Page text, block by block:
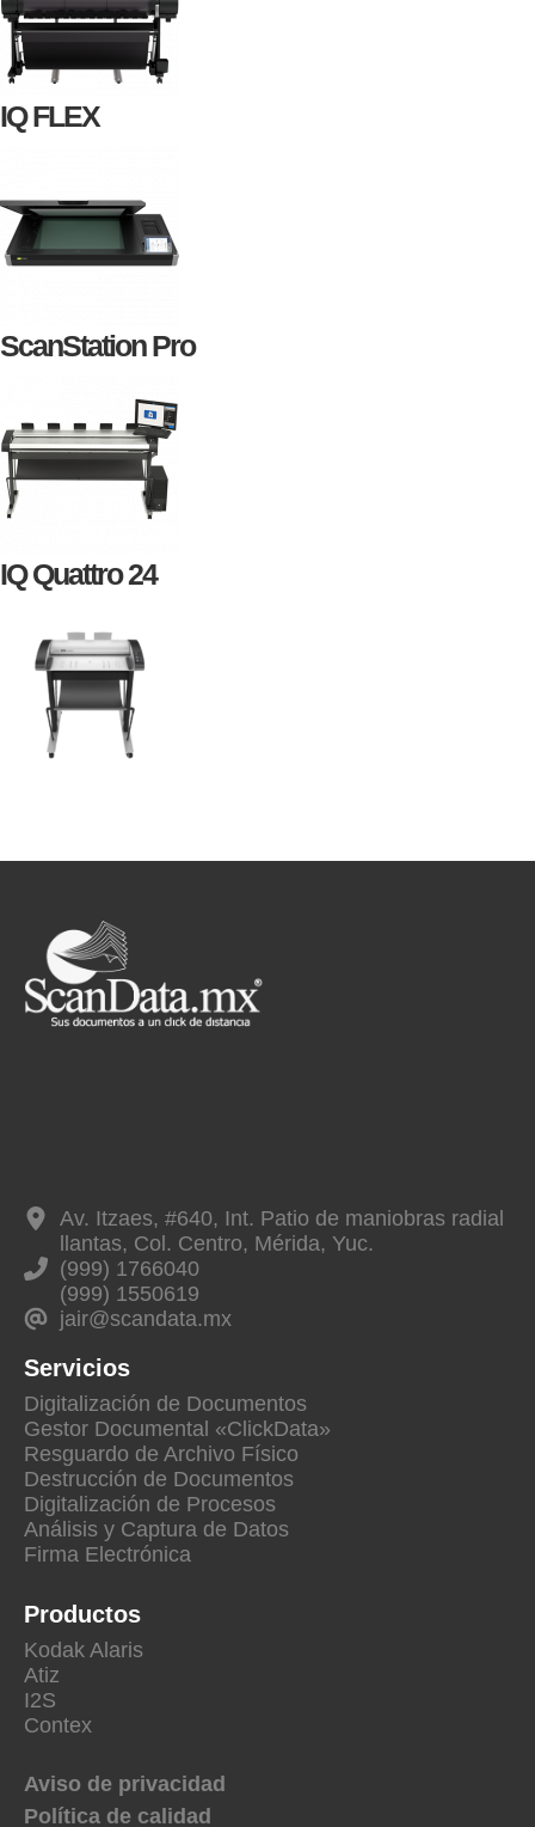
IQ FLEX
ScanStation Pro
IQ Quattro 24
Av. Itzaes, #640, Int. Patio de maniobras radial
llantas, Col. Centro, Mérida, Yuc.
(999) 1766040
(999) 1550619
jair@scandata.mx
Servicios
Digitalización de Documentos
Gestor Documental «ClickData»
Resguardo de Archivo Físico
Destrucción de Documentos
Digitalización de Procesos
Análisis y Captura de Datos
Firma Electrónica
Productos
Kodak Alaris
Atiz
I2S
Contex
Aviso de privacidad
Política de calidad